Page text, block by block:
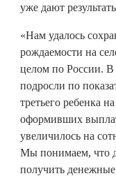
уже дают
«Нам удалось
рождаемости на
целом по России.
подросли по
третьего ребенка
оформивших
увеличилось на
Мы понимаем, что
получить